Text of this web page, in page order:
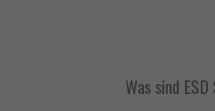
Was sind